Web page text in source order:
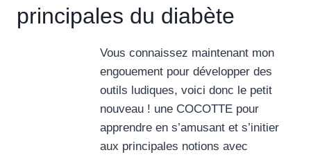
principales du diabète
Vous connaissez maintenant mon
engouement pour développer des
outils ludiques, voici donc le petit
nouveau ! une COCOTTE pour
apprendre en s’amusant et s’initier
aux principales notions avec